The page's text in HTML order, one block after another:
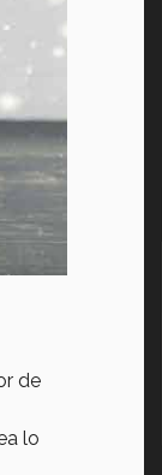
de
lo